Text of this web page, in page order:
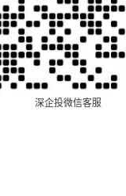
深企投微信客服